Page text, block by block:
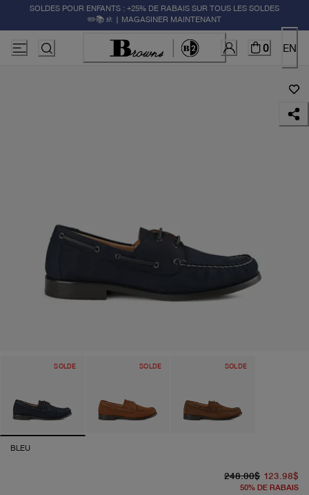
SOLDES POUR ENFANTS : +25% DE RABAIS SUR TOUS LES SOLDES
✏️📚🚸 | MAGASINER MAINTENANT
0 EN
SOLDE SOLDE SOLDE
BLEU
248.00$ 123.98$
50% DE RABAIS